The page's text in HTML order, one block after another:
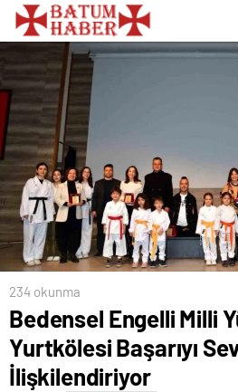
234 okunma
Bedensel Engelli Milli
Yurtkölesi Başarıyı
İlişkilendiriyor